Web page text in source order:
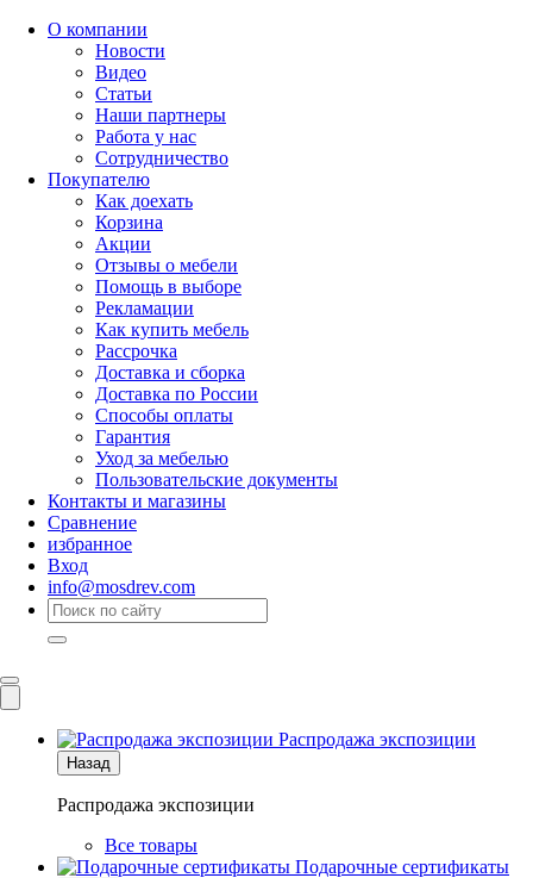
О компании
Новости
Видео
Статьи
Наши партнеры
Работа у нас
Сотрудничество
Покупателю
Как доехать
Корзина
Акции
Отзывы о мебели
Помощь в выборе
Рекламации
Как купить мебель
Рассрочка
Доставка и сборка
Доставка по России
Способы оплаты
Гарантия
Уход за мебелью
Пользовательские документы
Контакты и магазины
Сравнение
избранное
Вход
info@mosdrev.com
Распродажа экспозиции
Назад
Распродажа экспозиции
Все товары
Подарочные сертификаты